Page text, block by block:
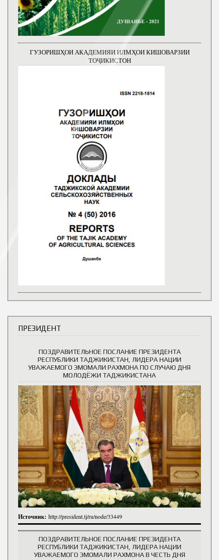
ГУЗОРИШҲОИ АКАДЕМИЯИ ИЛМҲОИ КИШОВАРЗИИ
ТОҶИКИСТОН
ПРЕЗИДЕНТ
ПОЗДРАВИТЕЛЬНОЕ ПОСЛАНИЕ ПРЕЗИДЕНТА
РЕСПУБЛИКИ ТАДЖИКИСТАН, ЛИДЕРА НАЦИИ
УВАЖАЕМОГО ЭМОМАЛИ РАХМОНА ПО СЛУЧАЮ ДНЯ
МОЛОДЁЖИ ТАДЖИКИСТАНА
Источник: http://president.tj/ru/node/33449
ПОЗДРАВИТЕЛЬНОЕ ПОСЛАНИЕ ПРЕЗИДЕНТА
РЕСПУБЛИКИ ТАДЖИКИСТАН, ЛИДЕРА НАЦИИ
УВАЖАЕМОГО ЭМОМАЛИ РАХМОНА В ЧЕСТЬ ДНЯ